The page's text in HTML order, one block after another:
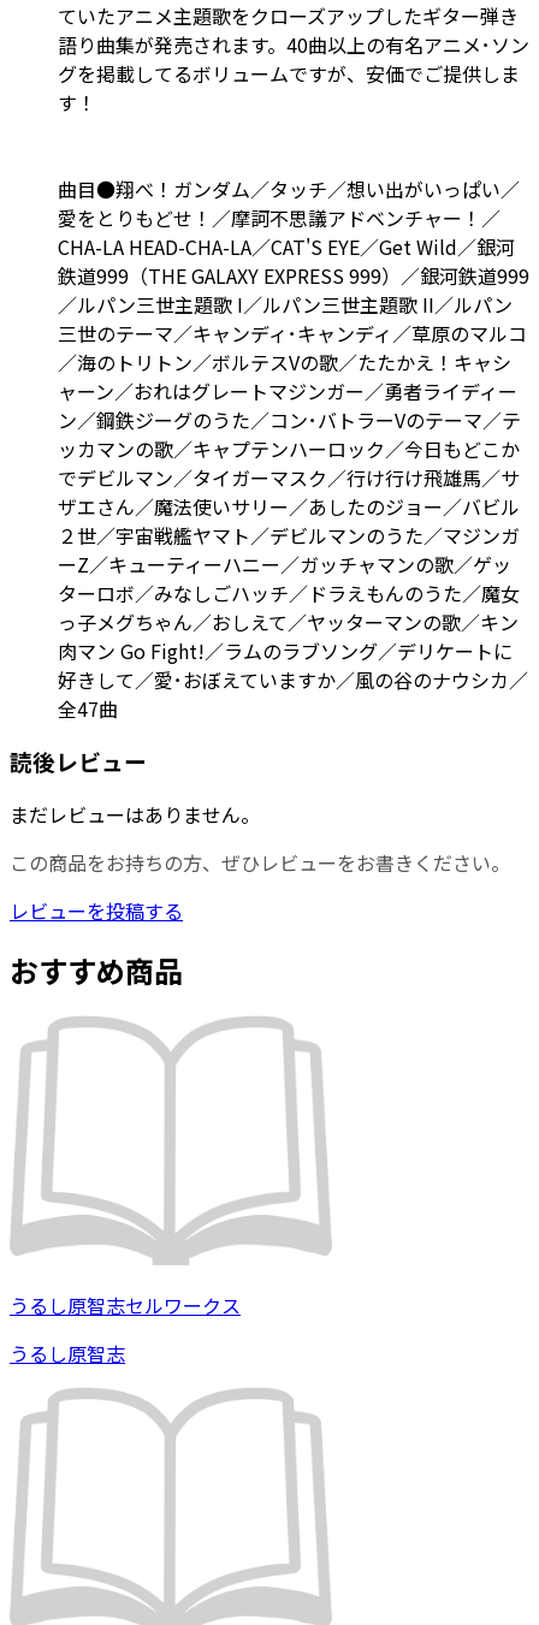
ていたアニメ主題歌をクローズアップしたギター弾き
語り曲集が発売されます。40曲以上の有名アニメ･ソン
グを掲載してるボリュームですが、安価でご提供しま
す！
曲目●翔べ！ガンダム／タッチ／想い出がいっぱい／
愛をとりもどせ！／摩訶不思議アドベンチャー！／
CHA-LA HEAD-CHA-LA／CAT'S EYE／Get Wild／銀河
鉄道999（THE GALAXY EXPRESS 999）／銀河鉄道999
／ルパン三世主題歌 I／ルパン三世主題歌 II／ルパン
三世のテーマ／キャンディ･キャンディ／草原のマルコ
／海のトリトン／ボルテスVの歌／たたかえ！キャシ
ャーン／おれはグレートマジンガー／勇者ライディー
ン／鋼鉄ジーグのうた／コン･バトラーVのテーマ／テ
ッカマンの歌／キャプテンハーロック／今日もどこか
でデビルマン／タイガーマスク／行け行け飛雄馬／サ
ザエさん／魔法使いサリー／あしたのジョー／バビル
２世／宇宙戦艦ヤマト／デビルマンのうた／マジンガ
ーZ／キューティーハニー／ガッチャマンの歌／ゲッ
ターロボ／みなしごハッチ／ドラえもんのうた／魔女
っ子メグちゃん／おしえて／ヤッターマンの歌／キン
肉マン Go Fight!／ラムのラブソング／デリケートに
好きして／愛･おぼえていますか／風の谷のナウシカ／
全47曲
読後レビュー
まだレビューはありません。
この商品をお持ちの方、ぜひレビューをお書きください。
レビューを投稿する
おすすめ商品
うるし原智志セルワークス
うるし原智志